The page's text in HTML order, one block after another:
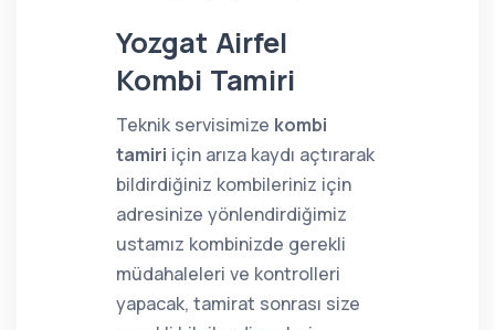
Yozgat Airfel
Kombi Tamiri
Teknik servisimize kombi
tamiri için arıza kaydı açtırarak
bildirdiğiniz kombileriniz için
adresinize yönlendirdiğimiz
ustamız kombinizde gerekli
müdahaleleri ve kontrolleri
yapacak, tamirat sonrası size